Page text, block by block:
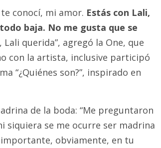
conocí, mi amor. Estás con Lali,
baja. No me gusta que se
querida”, agregó la One, que
con la artista, inclusive participó
“¿Quiénes son?”, inspirado en
de la boda: “Me preguntaron
siquiera se me ocurre ser madrina
obviamente, en tu